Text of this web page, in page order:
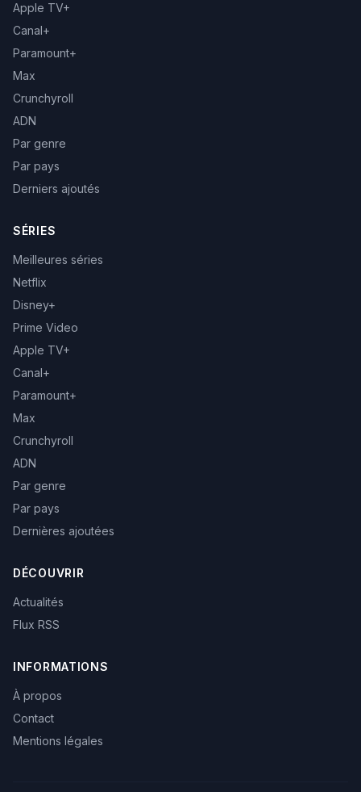
Apple TV+
Canal+
Paramount+
Max
Crunchyroll
ADN
Par genre
Par pays
Derniers ajoutés
SÉRIES
Meilleures séries
Netflix
Disney+
Prime Video
Apple TV+
Canal+
Paramount+
Max
Crunchyroll
ADN
Par genre
Par pays
Dernières ajoutées
DÉCOUVRIR
Actualités
Flux RSS
INFORMATIONS
À propos
Contact
Mentions légales